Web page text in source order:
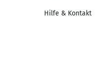
Hilfe & Kontakt